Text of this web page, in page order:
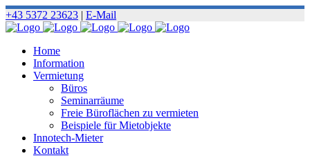
+43 5372 23623 | E-Mail
Home
Information
Vermietung
Büros
Seminarräume
Freie Büroflächen zu vermieten
Beispiele für Mietobjekte
Innotech-Mieter
Kontakt